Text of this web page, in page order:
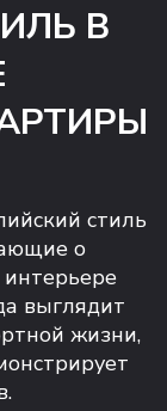
В
стиль
о
выглядит
жизни,